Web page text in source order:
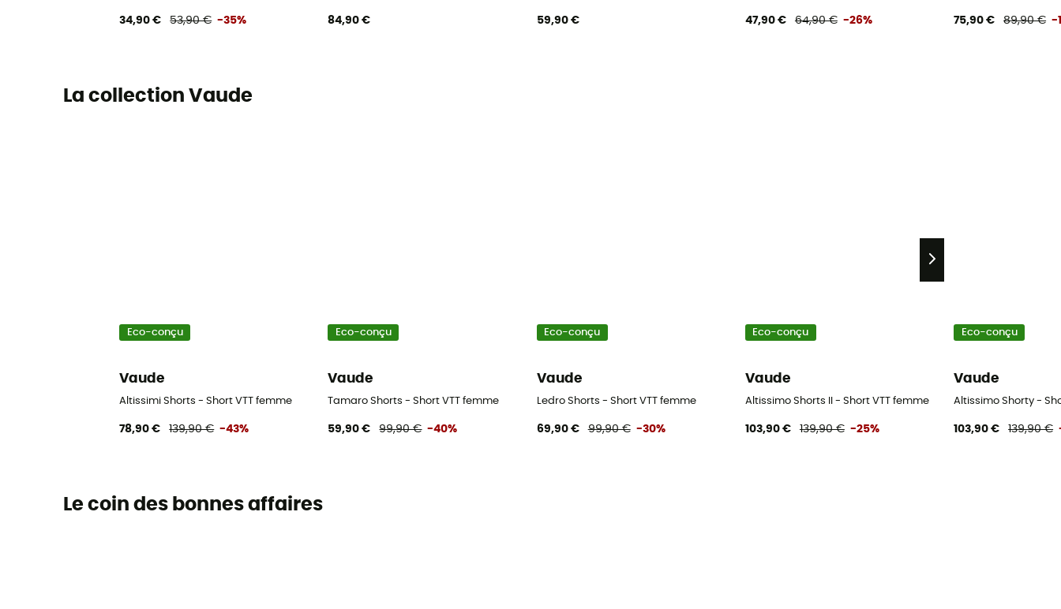
34,90 € 53,90 € -35% 84,90 € 59,90 € 47,90 € 64,90 € -26% 75,90 € 89,90 € -
La collection Vaude
Eco-conçu
Vaude
Altissimi Shorts - Short VTT femme
78,90 € 139,90 € -43%
Eco-conçu
Vaude
Tamaro Shorts - Short VTT femme
59,90 € 99,90 € -40%
Eco-conçu
Vaude
Ledro Shorts - Short VTT femme
69,90 € 99,90 € -30%
Eco-conçu
Vaude
Altissimo Shorts II - Short VTT femme
103,90 € 139,90 € -25%
Eco-conçu
Vaude
Altissimo Shorty -
103,90 € 139,90 €
Le coin des bonnes affaires